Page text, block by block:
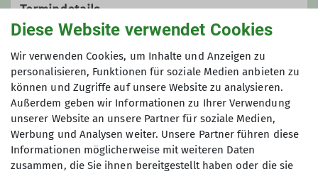
Termindetails
gegeben!
Fr. 01.05.2026 - So. 31.05.2026
Preis
25 EUR für alle Abende
Diese Website verwendet Cookies
Wir verwenden Cookies, um Inhalte und Anzeigen zu
personalisieren, Funktionen für soziale Medien anbieten zu
können und Zugriffe auf unsere Website zu analysieren.
Außerdem geben wir Informationen zu Ihrer Verwendung
unserer Website an unsere Partner für soziale Medien,
Werbung und Analysen weiter. Unsere Partner führen diese
Informationen möglicherweise mit weiteren Daten
zusammen, die Sie ihnen bereitgestellt haben oder die sie